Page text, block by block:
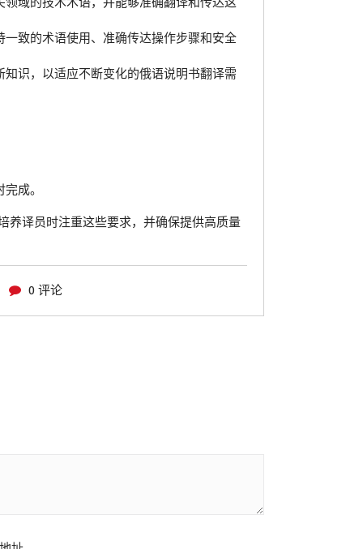
致的术语使用、准确传达操作步骤和安全
识，以适应不断变化的俄语说明书翻译需
成。
养译员时注重这些要求，并确保提供高质量
0 评论